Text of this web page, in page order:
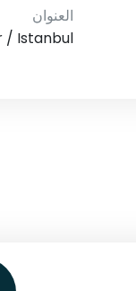
العنوان
/ Istanbul